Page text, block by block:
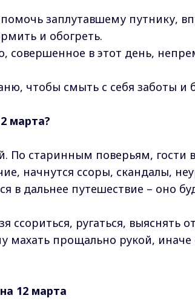
заплутавшему путнику,
и обогреть.
совершенное в этот день,
чтобы смыть с себя заботы и
марта?
По старинным поверьям, гости
начнутся ссоры, скандалы,
в дальнее путешествие – оно
ссориться, ругаться, выяснять
махать прощально рукой,
12 марта